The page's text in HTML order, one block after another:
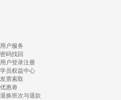
用户服务
密码找回
用户登录注册
学员权益中心
发票索取
优惠劵
退换班次与退款